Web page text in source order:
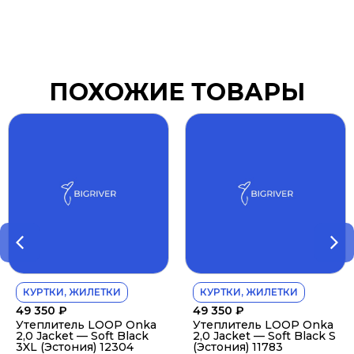
ПОХОЖИЕ ТОВАРЫ
КУРТКИ, ЖИЛЕТКИ
49 350 ₽
Утеплитель LOOP Onka
2,0 Jacket — Soft Black
3XL (Эстония) 12304
КУРТКИ, ЖИЛЕТКИ
49 350 ₽
Утеплитель LOOP Onka
2,0 Jacket — Soft Black S
(Эстония) 11783